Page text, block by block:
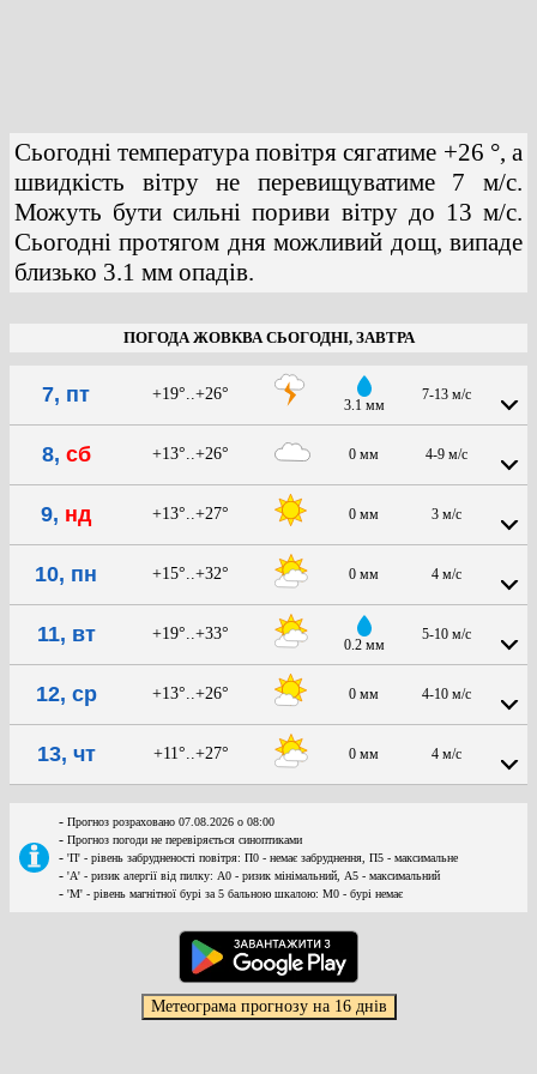
Сьогодні температура повітря сягатиме +26 °, а
швидкість вітру не перевищуватиме 7 м/с.
Можуть бути сильні пориви вітру до 13 м/с.
Сьогодні протягом дня можливий дощ, випаде
близько 3.1 мм опадів.
ПОГОДА ЖОВКВА СЬОГОДНІ, ЗАВТРА
7, пт +19°..+26°
3.1 мм
7-13 м/с
8, сб +13°..+26° 0 мм 4-9 м/с
9, нд +13°..+27° 0 мм 3 м/с
10, пн +15°..+32° 0 мм 4 м/с
11, вт +19°..+33°
0.2 мм
5-10 м/с
12, ср +13°..+26° 0 мм 4-10 м/с
13, чт +11°..+27° 0 мм 4 м/с
- Прогноз розраховано 07.08.2026 о 08:00
- Прогноз погоди не перевіряється синоптиками
- 'П' - рівень забрудненості повітря: П0 - немає забруднення, П5 - максимальне
- 'А' - ризик алергії від пилку: А0 - ризик мінімальний, А5 - максимальний
- 'М' - рівень магнітної бурі за 5 бальною шкалою: M0 - бурі немає